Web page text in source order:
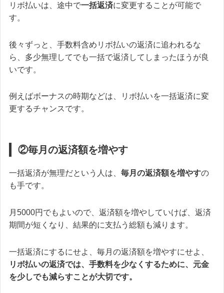
リボ払いは、途中で一括返済に変更することが可能で
す。
後々ずっと、手数料含めリボ払いの返済に追われるな
ら、多少無理してでも一括で返済してしまったほうが良
いです。
例えばボーナスの時期などは、リボ払いを一括返済に変
更するチャンスです。
②毎月の返済額を増やす
一括返済が無理だという人は、 毎月の返済額を増やすの
も手です。
月5000円でもよいので、返済額を増やしていけば、 返済
期間が短くなり、結果的に支払う総額も減ります。
一括返済にするにせよ、毎月の返済額を増やすにせよ、
リボ払いの返済では、手数料を少なくするために、元金
を少しでも減らすことが大切です。